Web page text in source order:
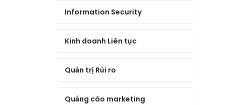
Information Security
Kinh doanh Liên tục
Quản trị Rủi ro
Quảng cáo marketing